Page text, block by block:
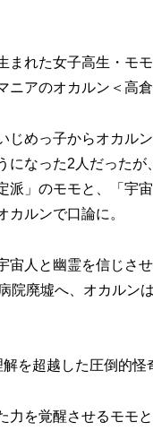
まれた女子高生・モ
ニアのオカルン＜高倉
じめっ子からオカル
になった2人だったが
派」のモモと、「宇
カルンで口論に。
宙人と幽霊を信じさ
院廃墟へ、オカルン
を超越した圧倒的怪
力を覚醒させるモモ